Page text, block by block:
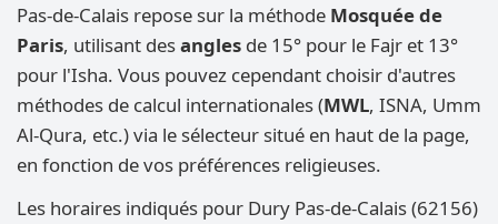
Pas-de-Calais repose sur la méthode Mosquée de
Paris, utilisant desangles de 15° pour le Fajr et 13°
pour l'Isha. Vous pouvez cependant choisir d'autres
méthodes de calcul internationales (MWL, ISNA, Umm
Al-Qura, etc.) via le sélecteur situé en haut de la page,
en fonction de vos préférences religieuses.
Les horaires indiqués pour Dury Pas-de-Calais (62156)